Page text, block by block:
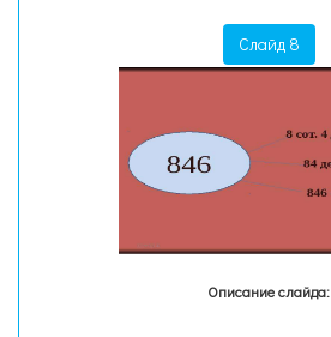
Слайд 8
Описание слайда: